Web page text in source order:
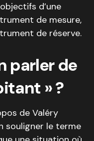
d’une
de mesure,
de réserve.
parler de
» ?
de Valéry
souligner le terme